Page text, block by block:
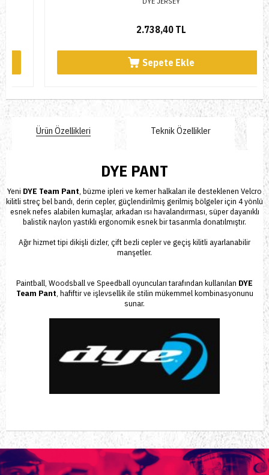
2.738,40 TL
Sepete Ekle
Ürün Özellikleri Teknik Özellikler
DYE PANT
Yeni DYE Team Pant, büzme ipleri ve kemer halkaları ile desteklenen Velcro
kilitli streç bel bandı, derin cepler, güçlendirilmiş gerilmiş bölgeler için 4 yönlü
esnek nefes alabilen kumaşlar, arkadan ısı havalandırması, süper dayanıklı
balistik naylon yastıklı ergonomik esnek bir tasarımla donatılmıştır.
Ağır hizmet tipi dikişli dizler, çift bezli cepler ve geçiş kilitli ayarlanabilir
manşetler.
Paintball, Woodsball ve Speedball oyuncuları tarafından kullanılan DYE
Team Pant, hafiftir ve işlevsellik ile stilin mükemmelkombinasyonunu
sunar.